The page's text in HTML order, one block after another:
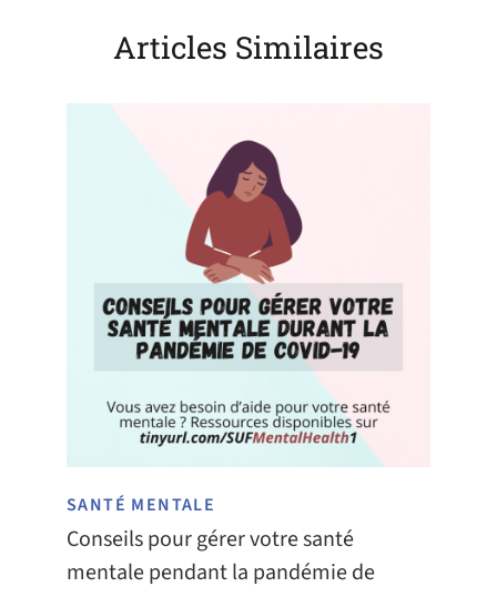
Articles Similaires
SANTÉ MENTALE
Conseils pour gérer votre santé
mentale pendant la pandémie de